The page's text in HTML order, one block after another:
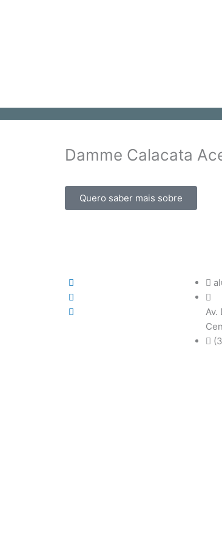
Tudo para o seu projeto dos
Damme Calacata
Quero saber mais sobre
Av.